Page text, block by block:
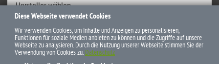
Hersteller wählen
ZAHLUNGSWEISEN
Diese Webseite verwendet Cookies
Wir verwenden Cookies, um Inhalte und Anzeigen zu personalisieren,
Funktionen für soziale Medien anbieten zu können und die Zugriffe auf unsere
Webseite zu analysieren. Durch die Nutzung unserer Webseite stimmen Sie der
Verwendung von Cookies zu. Datenschutz